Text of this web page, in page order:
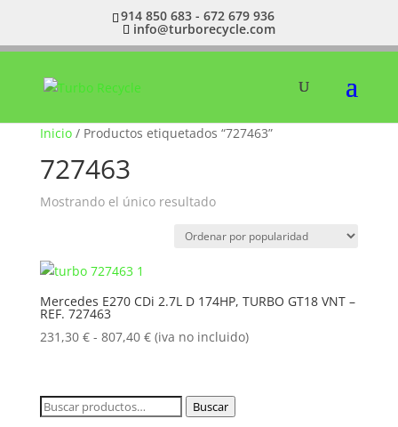
914 850 683 - 672 679 936
info@turborecycle.com
Inicio/ Productos etiquetados “727463”
727463
Mostrando el único resultado
Mercedes E270 CDi 2.7L D 174HP, TURBO GT18 VNT –
REF. 727463
231,30 € - 807,40 €Rango
desde
231,30 €
(iva no incluido)
Buscar
Buscar